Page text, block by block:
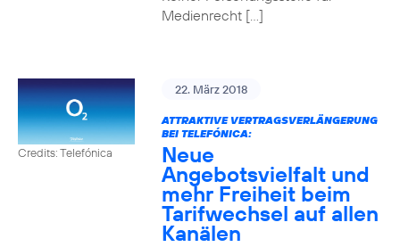
Medienrecht […]
Credits: Telefónica
22. März 2018
ATTRAKTIVE VERTRAGSVERLÄNGERUNG
BEI TELEFÓNICA:
Neue
Angebotsvielfalt und
mehr Freiheit beim
Tarifwechsel auf allen
Kanälen